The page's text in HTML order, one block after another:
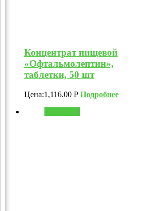
Концентрат пищевой
«Офтальмолептин»,
таблетки, 50 шт
Цена:1,116.00 Р Подробнее